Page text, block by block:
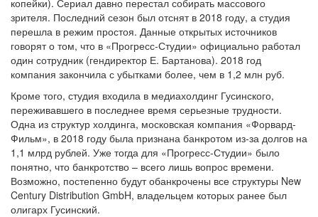
зрителя. Последний сезон был отснят в 2018 году, а студия
перешла в режим простоя. Данные открытых источников
говорят о том, что в «Прогресс-Студии» официально работал
один сотрудник (гендиректор Е. Бартанова). 2018 год
компания закончила с убытками более, чем в 1,2 млн руб.
Кроме того, студия входила в медиахолдинг Гусинского,
переживавшего в последнее время серьезные трудности.
Одна из структур холдинга, московская компания «Форвард-
Фильм», в 2018 году была признана банкротом из-за долгов на
1,1 млрд рублей. Уже тогда для «Прогресс-Студии» было
понятно, что банкротство – всего лишь вопрос времени.
Возможно, постепенно будут обанкрочены все структуры New
Century Distribution GmbH, владельцем которых ранее был
олигарх Гусинский.